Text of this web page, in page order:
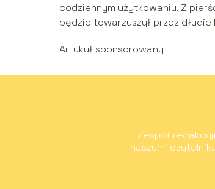
codziennym użytkowaniu. Z
będzie towarzyszył przez
Artykuł sponsorowany
Zespół
naszymi